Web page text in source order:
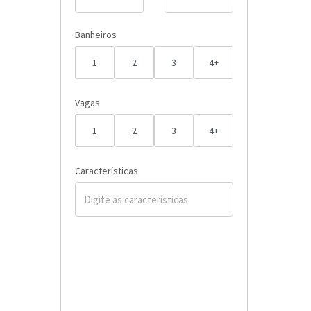
Banheiros
1 2 3 4+
Vagas
1 2 3 4+
Características